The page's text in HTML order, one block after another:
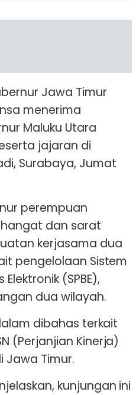
Jawa Timur
menerima
Maluku Utara
jajaran di
Surabaya, Jumat
perempuan
dan sarat
kerjasama dua
pengelolaan Sistem
(SPBE),
dua wilayah.
dibahas terkait
(Perjanjian Kinerja)
Jawa Timur.
kunjungan ini